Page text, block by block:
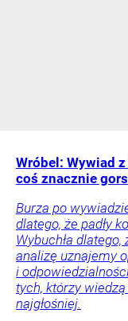
Wróbel: Wywiad z
coś znacznie
Burza po
dlatego, że padły
Wybuchła
analizę uznajemy
i
tych, którzy
najgłośniej.